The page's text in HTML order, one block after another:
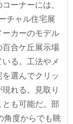
ーナーには、
チャル住宅展
ーカーのモデル
合ケ丘展示場
る。工法やメ
選んでクリッ
れる。見取り
も可能だ。部
角度からでも眺